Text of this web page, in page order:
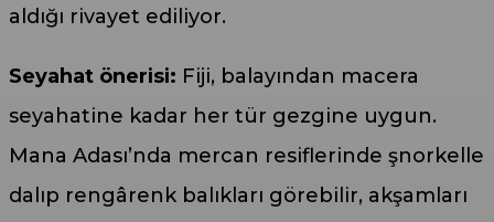
aldığı rivayet ediliyor.
Seyahat önerisi: Fiji, balayından macera
seyahatine kadar her tür gezgine uygun.
Mana Adası’nda mercan resiflerinde şnorkelle
dalıp rengârenk balıkları görebilir, akşamları